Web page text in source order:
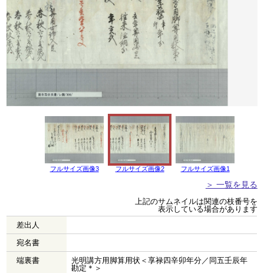
フルサイズ画像3 フルサイズ画像2 フルサイズ画像1
＞ 一覧を見る
上記のサムネイルは関連の枝番号を
表示している場合があります
差出人
宛名書
端裏書
光明講方用脚算用状＜享禄四辛卯年分／同五壬辰年
勘定＊＞